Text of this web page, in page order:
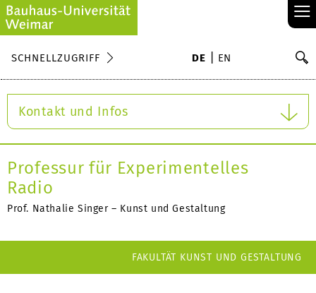
≡
SCHNELLZUGRIFF DE EN
Kontakt und Infos
Professur für Experimentelles
Radio
Prof. Nathalie Singer – Kunst und Gestaltung
FAKULTÄT KUNST UND GESTALTUNG